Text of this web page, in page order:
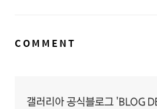
댓
COMMENT
갤러리아 공식블로그 'BLOG